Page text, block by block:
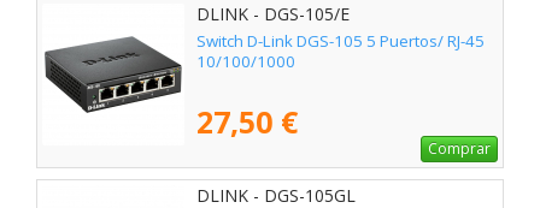
DLINK - DGS-105/E
Switch D-Link DGS-105 5 Puertos/ RJ-45
10/100/1000
27,50 €
Comprar
DLINK - DGS-105GL